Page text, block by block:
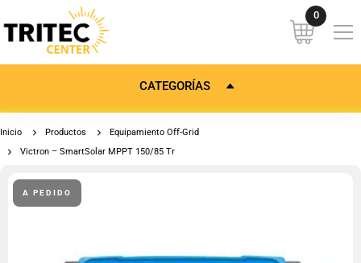
CATEGORÍAS
Inicio Productos
Equipamiento Off-Grid
Victron – SmartSolar MPPT 150/85 Tr
A PEDIDO